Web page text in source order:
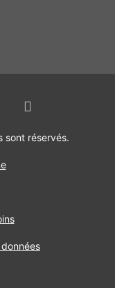
sont réservés.